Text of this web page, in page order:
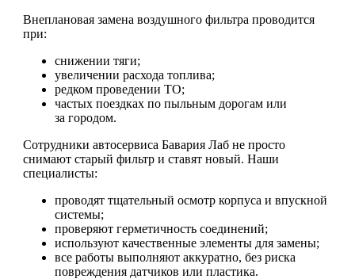
Внеплановая замена воздушного фильтра проводится
при:
снижении тяги;
увеличении расхода топлива;
редком проведении ТО;
частых поездках по пыльным дорогам или
за городом.
Сотрудники автосервиса Бавария Лаб не просто
снимают старый фильтр и ставят новый. Наши
специалисты:
проводят тщательный осмотр корпуса и впускной
системы;
проверяют герметичность соединений;
используют качественные элементы для замены;
все работы выполняют аккуратно, без риска
повреждения датчиков или пластика.